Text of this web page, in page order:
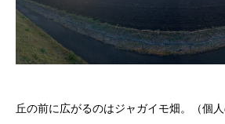
丘の前に広がるのはジャガイモ畑。（個